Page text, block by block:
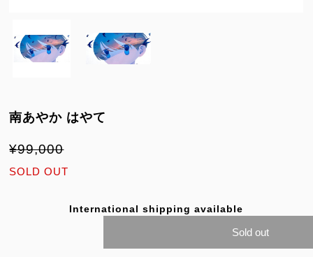
南あやか はやて
¥99,000
SOLD OUT
International shipping available
Sold out